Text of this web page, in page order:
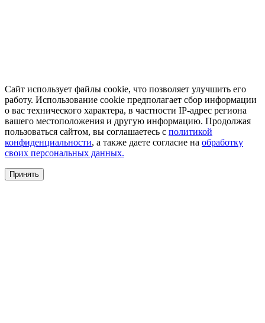
Сайт использует файлы cookie, что позволяет улучшить его
работу. Использование cookie предполагает сбор информации
о вас технического характера, в частности IP-адрес региона
вашего местоположения и другую информацию. Продолжая
пользоваться сайтом, вы соглашаетесь с политикой
конфиденциальности, а также даете согласие на обработку
своих персональных данных.
Принять